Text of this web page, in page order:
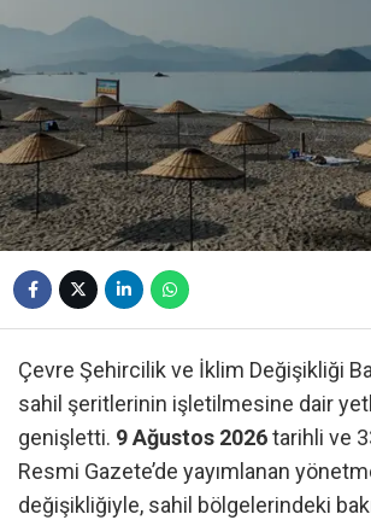
Çevre Şehircilik ve İklim Değişikliği
sahil şeritlerinin işletilmesine dair
genişletti. 9 Ağustos 2026tarihli ve
Resmi Gazete’de yayımlanan
değişikliğiyle, sahil bölgelerindeki